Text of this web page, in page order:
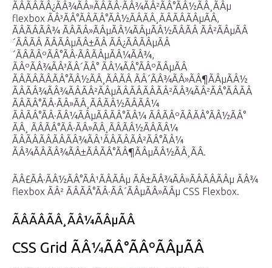
ÃÂÃÂÃÂ¿ÃÂ¾ÃÂ»ÃÂÃÂ·ÃÂ¾ÃÂ²ÃÂ°ÃÂ½ÃÂ¸ÃÂµ
flexbox ÃÂ³ÃÂ°ÃÂÃÂ°ÃÂ½ÃÂÃÂ¸ÃÂÃÂÃÂµÃÂ,
ÃÂÃÂÃÂ¾ ÃÂÃÂ»ÃÂµÃÂ¼ÃÂµÃÂ½ÃÂÃÂ ÃÂ²ÃÂµÃÂ
´ÃÂÃÂ ÃÂÃÂµÃÂ±ÃÂ ÃÂ¿ÃÂÃÂµÃÂ
´ÃÂÃÂºÃÂ°ÃÂ·ÃÂÃÂµÃÂ¼ÃÂ¾,
ÃÂºÃÂ¾ÃÂ³ÃÂ´ÃÂ° ÃÂ¼ÃÂ°ÃÂºÃÂµÃÂ
ÃÂÃÂÃÂÃÂ°ÃÂ½ÃÂ¸ÃÂÃÂ ÃÂ´ÃÂ¾ÃÂ»ÃÂ¶ÃÂµÃÂ½
ÃÂÃÂ¾ÃÂ¾ÃÂÃÂ²ÃÂµÃÂÃÂÃÂÃÂ²ÃÂ¾ÃÂ²ÃÂ°ÃÂÃÂ
ÃÂÃÂ°ÃÂ·ÃÂ»ÃÂ¸ÃÂÃÂ½ÃÂÃÂ¼
ÃÂÃÂ°ÃÂ·ÃÂ¼ÃÂµÃÂÃÂ°ÃÂ¼ ÃÂÃÂºÃÂÃÂ°ÃÂ½ÃÂ°
ÃÂ¸ ÃÂÃÂ°ÃÂ·ÃÂ»ÃÂ¸ÃÂÃÂ½ÃÂÃÂ¼
ÃÂÃÂÃÂÃÂÃÂ¾ÃÂ¹ÃÂÃÂÃÂ²ÃÂ°ÃÂ¼
ÃÂ¾ÃÂÃÂ¾ÃÂ±ÃÂÃÂ°ÃÂ¶ÃÂµÃÂ½ÃÂ¸ÃÂ.
ÃÂ£ÃÂ·ÃÂ½ÃÂ°ÃÂ¹ÃÂÃÂµ ÃÂ±ÃÂ¾ÃÂ»ÃÂÃÂÃÂµ ÃÂ¾
flexbox ÃÂ² ÃÂÃÂ°ÃÂ·ÃÂ´ÃÂµÃÂ»ÃÂµ CSS Flexbox.
ÃÂÃÂÃÂ¸ÃÂ¼ÃÂµÃÂ
CSS Grid ÃÂ¼ÃÂ°ÃÂºÃÂµÃÂ